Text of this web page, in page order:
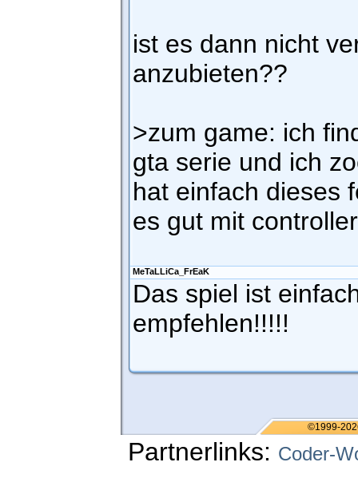
ist es dann nicht
anzubieten??
>zum game: ich
gta serie und ich
hat einfach dieses
es gut mit
MeTaLLiCa_FrEaK
Das spiel ist
empfehlen!!!!!
©1999-
Partnerlinks: Coder-